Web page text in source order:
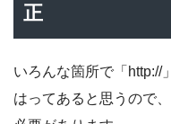
正
いろんな箇所で「http://
はってあると思うので